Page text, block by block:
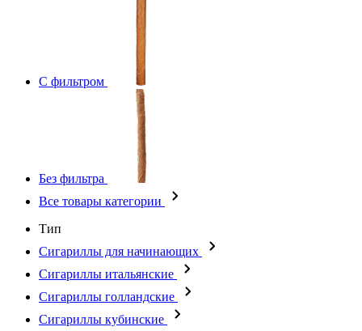
С фильтром
Без фильтра
Все товары категории
Тип
Сигариллы для начинающих
Сигариллы итальянские
Сигариллы голландские
Сигариллы кубинские